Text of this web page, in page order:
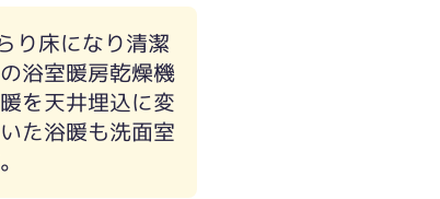
り床になり清潔
浴室暖房乾燥機
を天井埋込に変
た浴暖も洗面室
除しやすく凹凸の少ないデザインに変わ